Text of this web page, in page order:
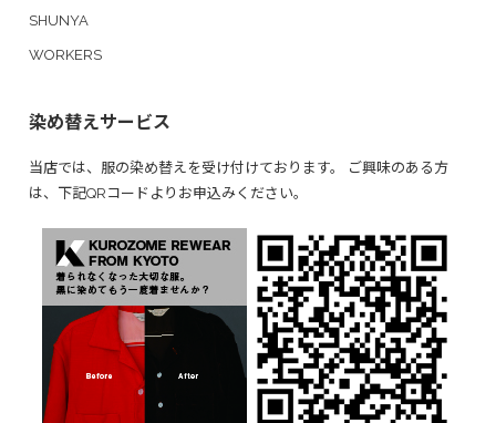
SHUNYA
WORKERS
染め替えサービス
当店では、服の染め替えを受け付けております。 ご興味のある方
は、下記QRコードよりお申込みください。